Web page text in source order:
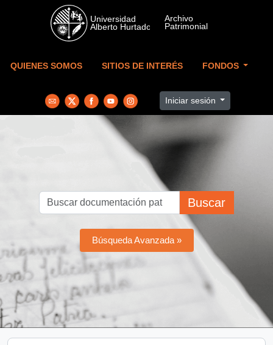
Skip to main content
QUIENES SOMOS SITIOS DE INTERÉS FONDOS
Iniciar sesión
Buscar
Búsqueda Avanzada »